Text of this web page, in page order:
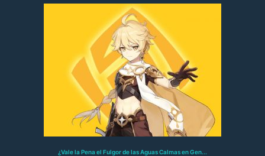
¿Vale la Pena el Fulgor de las Aguas Calmas en Gen...